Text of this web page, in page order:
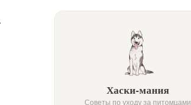
Хаски-мания
Советы по уходу за питомцами